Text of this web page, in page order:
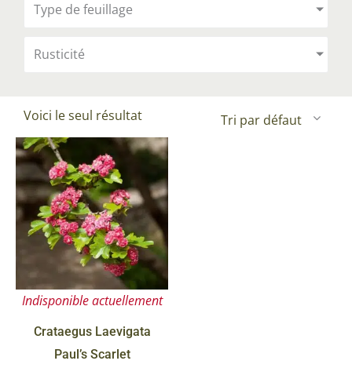
Type de feuillage
Rusticité
Voici le seul résultat
Indisponible actuellement
Crataegus Laevigata
Paul’s Scarlet